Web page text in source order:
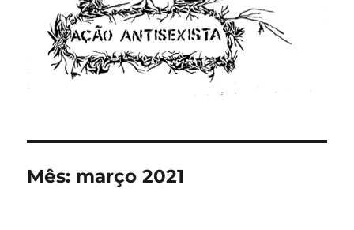
Mês: março 2021